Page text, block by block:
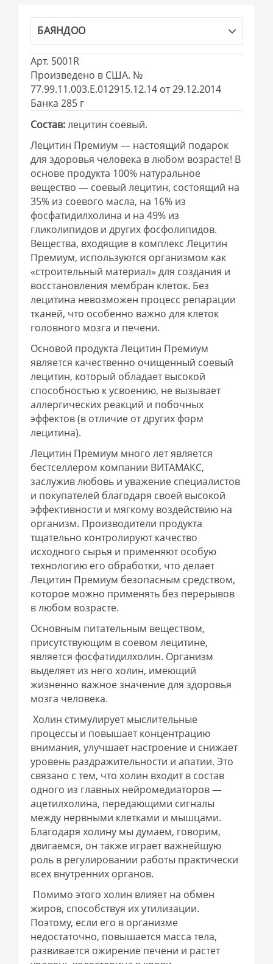
БАЯНДОО
Арт. 5001R
Произведено в США. №
77.99.11.003.Е.012915.12.14 от 29.12.2014
Банка 285 г
Состав:лецитин соевый.
Лецитин Премиум — настоящий подарок
для здоровья человека в любом возрасте! В
основе продукта 100% натуральное
вещество — соевый лецитин, состоящий на
35% из соевого масла, на 16% из
фосфатидилхолина и на 49% из
гликолипидов и других фосфолипидов.
Вещества, входящие в комплекс Лецитин
Премиум, используются организмом как
«строительный материал» для создания и
восстановления мембран клеток. Без
лецитина невозможен процесс репарации
тканей, что особенно важно для клеток
головного мозга и печени.
Основой продукта Лецитин Премиум
является качественно очищенный соевый
лецитин, который обладает высокой
способностью к усвоению, не вызывает
аллергических реакций и побочных
эффектов (в отличие от других форм
лецитина).
Лецитин Премиум много лет является
бестселлером компании ВИТАМАКС,
заслужив любовь и уважение специалистов
и покупателей благодаря своей высокой
эффективности и мягкому воздействию на
организм. Производители продукта
тщательно контролируют качество
исходного сырья и применяют особую
технологию его обработки, что делает
Лецитин Премиум безопасным средством,
которое можно применять без перерывов
в любом возрасте.
Основным питательным веществом,
присутствующим в соевом лецитине,
является фосфатидилхолин. Организм
выделяет из него холин, имеющий
жизненно важное значение для здоровья
мозга человека.
Холин стимулирует мыслительные
процессы и повышает концентрацию
внимания, улучшает настроение и снижает
уровень раздражительности и апатии. Это
связано с тем, что холин входит в состав
одного из главных нейромедиаторов —
ацетилхолина, передающими сигналы
между нервными клетками и мышцами.
Благодаря холину мы думаем, говорим,
двигаемся, он также играет важнейшую
роль в регулировании работы практически
всех внутренних органов.
Помимо этого холин влияет на обмен
жиров, способствуя их утилизации.
Поэтому, если его в организме
недостаточно, повышается масса тела,
развивается ожирение печени и растет